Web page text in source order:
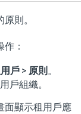
則。
：
戶 > 原則 。
戶組織。
面顯示租用戶應